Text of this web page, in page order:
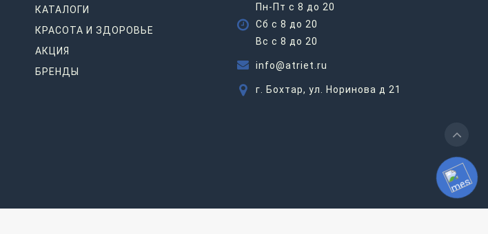
КАТАЛОГИ
КРАСОТА И ЗДОРОВЬЕ
АКЦИЯ
БРЕНДЫ
Пн-Пт с 8 до 20
Сб с 8 до 20
Вс c 8 до 20
info@atriet.ru
г. Бохтар, ул. Норинова д 21